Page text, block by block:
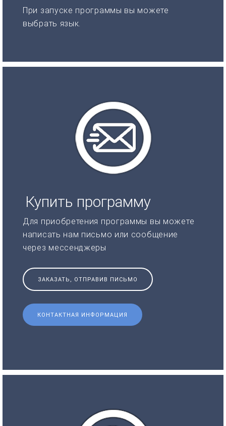
При запуске программы вы можете
выбрать язык.
Купить программу
Для приобретения программы вы можете
написать нам письмо или сообщение
через мессенджеры
ЗАКАЗАТЬ, ОТПРАВИВ ПИСЬМО
КОНТАКТНАЯ ИНФОРМАЦИЯ